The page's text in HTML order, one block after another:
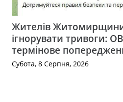
Жителів
ігнорувати тривоги:
термінове
Субота, 8 Серпня, 2026